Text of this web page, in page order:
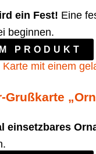
ein Fest! Eine
beginnen.
PRODUKT
Grußkarte
einsetzbares